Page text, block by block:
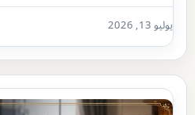
يوليو 13, 2026